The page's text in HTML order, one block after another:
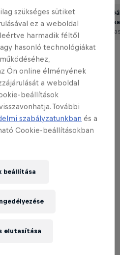
Talmácsi
karrierje
4 perc
kezdte második évét,
az időmérőn!
RED BULL
szükséges sütiket
ez a weboldal
harmadik féltől
hasonló technológiákat
Ön online élményének
a weboldal
beállítások
További
szabályzatunkban és a
Cookie-beállításokban
beállítása
elutasítása